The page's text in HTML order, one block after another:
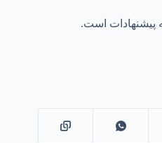
پیشنهادات است.